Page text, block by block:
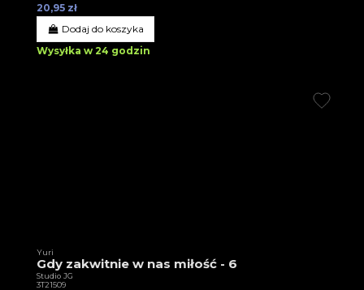
20,95 zł
Dodaj do koszyka
Wysyłka w 24 godzin
Yuri
Gdy zakwitnie w nas miłość - 6
Studio JG
3T21509